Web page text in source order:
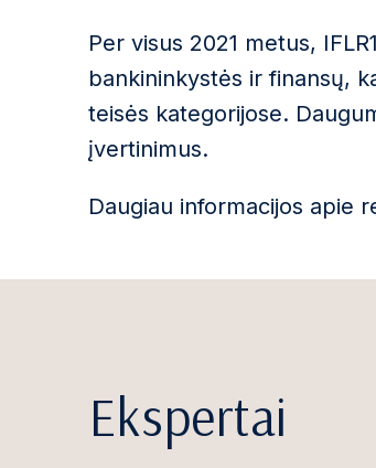
Per visus 2021 metus,
bankininkystės ir finansų,
teisės kategorijose.
įvertinimus.
Daugiau informacijos apie
Ekspertai